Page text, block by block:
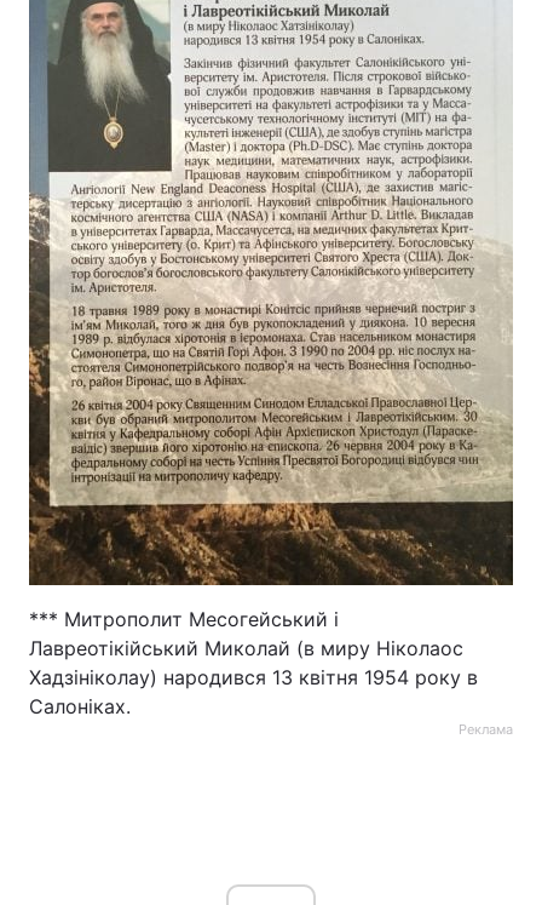
*** Митрополит Месогейський і
Лавреотікійський Миколай (в миру Ніколаос
Хадзініколау) народився 13 квітня 1954 року в
Салоніках.
Реклама